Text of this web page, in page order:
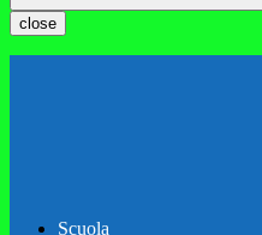
close
Scuola